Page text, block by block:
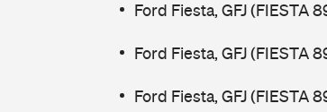
Ford Fiesta, GFJ (FIESTA
Ford Fiesta, GFJ (FIESTA
Ford Fiesta, GFJ (FIESTA